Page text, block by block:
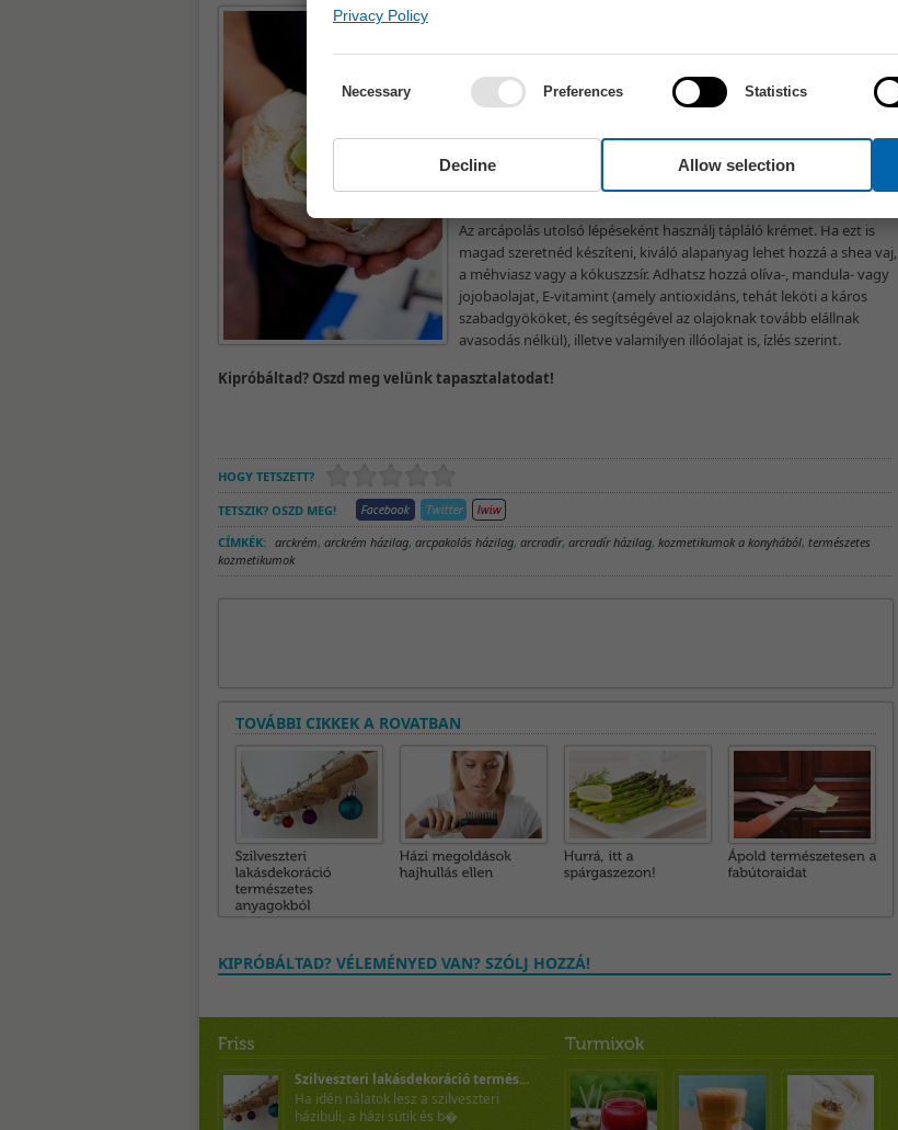
Zsíros bőrre a maszk alapanyagaként jó választás az agyag vagy az
élesztő, száraz bőrre pedig a méz. De különböző gyümölcsökből is
Az arcápolás utolsó lépéseként használj tápláló krémet. Ha ezt is
magad szeretnéd készíteni, kiváló alapanyag lehet hozzá a shea vaj,
a méhviasz vagy a kókuszzsír. Adhatsz hozzá olíva-, mandula- vagy
jojobaolajat, E-vitamint (amely antioxidáns, tehát leköti a káros
szabadgyököket, és segítségével az olajoknak tovább elállnak
avasodás nélkül), illetve valamilyen illóolajat is, ízlés szerint.
Kipróbáltad? Oszd meg velünk tapasztalatodat!
HOGY TETSZETT?
TETSZIK? OSZD MEG!
CÍMKÉK: arckrém, arckrém házilag, arcpakolás házilag, arcradír, arcradír házilag, kozmetikumok a konyhából, természetes
kozmetikumok
TOVÁBBI CIKKEK A ROVATBAN
KIPRÓBÁLTAD? VÉLEMÉNYED VAN? SZÓLJ HOZZÁ!
Szilveszteri lakásdekoráció termés...
Ha idén nálatok lesz a szilveszteri
házibuli, a házi sütik és b�
Privacy Policy
Necessary Preferences Statistics
Decline Allow selection